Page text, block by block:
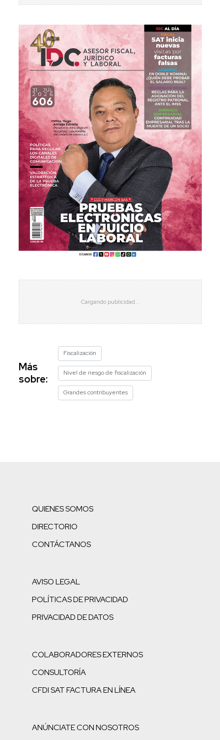
Más
sobre:
Fiscalización
Nivel de riesgo de fiscalización
Grandes contribuyentes
QUIENES SOMOS
DIRECTORIO
CONTÁCTANOS
AVISO LEGAL
POLÍTICAS DE PRIVACIDAD
PRIVACIDAD DE DATOS
COLABORADORES EXTERNOS
CONSULTORÍA
CFDI SAT FACTURA EN LÍNEA
ANÚNCIATE CON NOSOTROS